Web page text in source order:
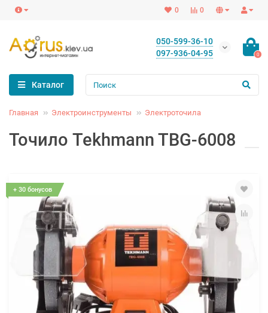
0
0
050-599-36-10
097-936-04-95
0
Каталог
Главная Электроинструменты Электроточила
Точило Tekhmann TBG-6008
+ 30 бонусов